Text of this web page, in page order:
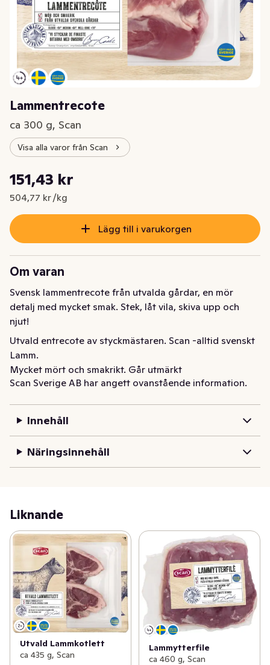
Lammentrecote
ca 300 g, Scan
Visa alla varor från Scan
Nuvarande pris är: 151,43 kr
151,43 kr
504,77 kr /kg
Styckpris: 504,77 kr /kg
Lägg till i varukorgen
Om varan
Svensk lammentrecote från utvalda gårdar, en mör
detalj med mycket smak. Stek, låt vila, skiva upp och
njut!
Utvald entrecote av styckmästaren. Scan -alltid svenskt
Lamm.
Mycket mört och smakrikt. Går utmärkt
att grilla, steka i skivor eller tillaga i ugn.
Scan Sverige AB har angett ovanstående information.
Innehåll
Näringsinnehåll
Liknande
Utvald Lammkotlett
ca 435 g, Scan
Lammytterfile
ca 460 g, Scan